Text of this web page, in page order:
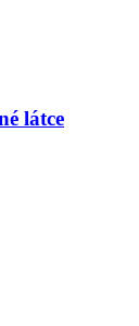
látce